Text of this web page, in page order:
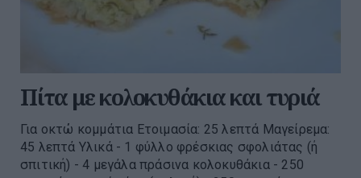
Πίτα με κολοκυθάκια και τυριά
Για οκτώ κομμάτια Ετοιμασία: 25 λεπτά Μαγείρεμα:
45 λεπτά Υλικά - 1 φύλλο φρέσκιας σφολιάτας (ή
σπιτική) - 4 μεγάλα πράσινα κολοκυθάκια - 250